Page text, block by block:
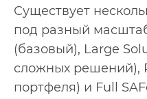
Существует
под разный
(базовый), Large
сложных решений),
портфеля) и Full